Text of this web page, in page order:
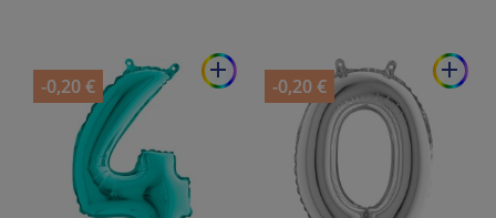
add
-0,20 €
add
-0,20 €